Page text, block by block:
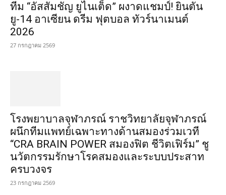
ทีม “อัสสัมชัญ ยูไนเต็ด” ผงาดแชมป์! ยินตัน
ยู-14 อาเซียน ดรีม ฟุตบอล ทัวร์นาเมนต์
2026
27 กรกฎาคม 2569
โรงพยาบาลจุฬาภรณ์ ราชวิทยาลัยจุฬาภรณ์
ผนึกทีมแพทย์เฉพาะทางด้านสมองร่วมเวที
“CRA BRAIN POWER สมองฟิต ชีวิตเฟิร์ม” ชู
นวัตกรรมรักษาโรคสมองและระบบประสาท
ครบวงจร
23 กรกฎาคม 2569